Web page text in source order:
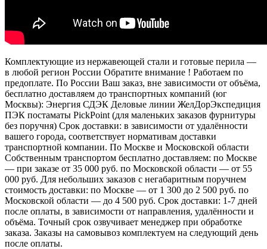
Комплектующие из нержавеющей стали и готовые перила —
в любой регион России Обратите внимание ! Работаем по
предоплате. По России Ваш заказ, вне зависимости от объёма,
бесплатно доставляем до транспортных компаний (юг
Москвы): Энергия СДЭК Деловые линии ЖелДорЭкспедиция
ПЭК постаматы PickPoint (для маленьких заказов фурнитуры
без поручня) Срок доставки: в зависимости от удалённости
вашего города, соответствует нормативам доставки
транспортной компании. По Москве и Московской области
Собственным транспортом бесплатно доставляем: по Москве
— при заказе от 35 000 руб. по Московской области — от 55
000 руб. Для небольших заказов с негабаритным поручнем
стоимость доставки: по Москве — от 1 300 до 2 500 руб. по
Московской области — до 4 500 руб. Срок доставки: 1-7 дней
после оплаты, в зависимости от направления, удалённости и
объёма. Точный срок озвучивает менеджер при обработке
заказа. Заказы на самовывоз комплектуем на следующий день
после оплаты.